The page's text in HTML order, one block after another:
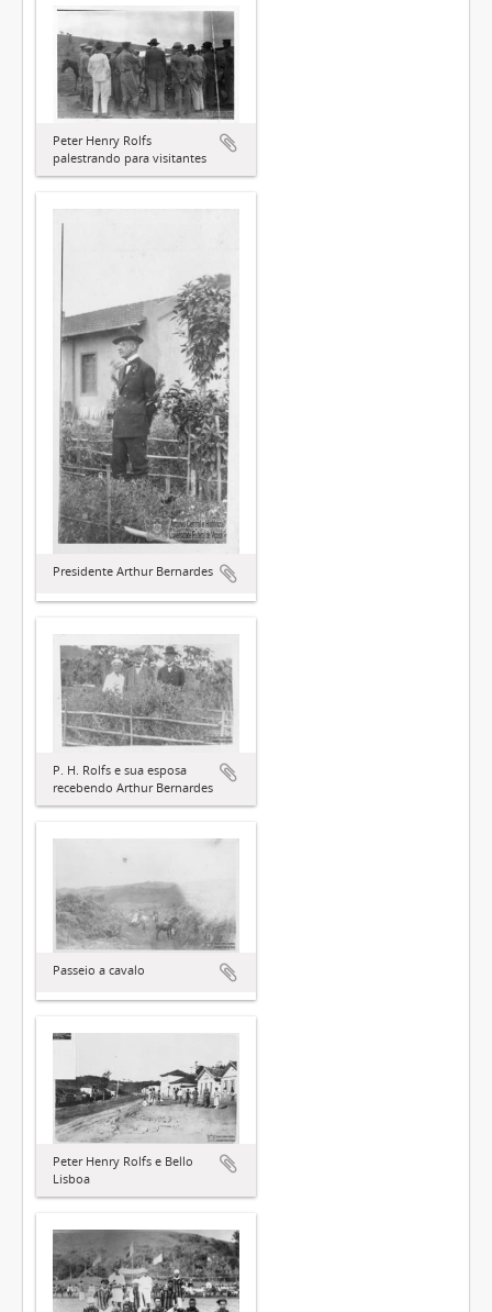
Peter Henry Rolfs
palestrando para visitantes
Presidente Arthur Bernardes
P. H. Rolfs e sua esposa
recebendo Arthur Bernardes
Passeio a cavalo
Peter Henry Rolfs e Bello
Lisboa